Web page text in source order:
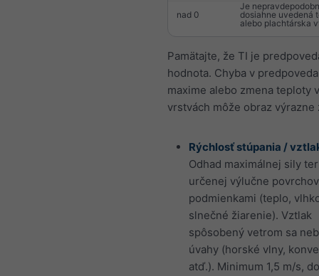
nad 0
Je
dosiahne uvedená
alebo plachtárska
Pamätajte, že TI je
hodnota. Chyba v
maxime alebo zmena teploty
vrstvách môže obraz výrazne
Rýchlosť stúpania /
Odhad maximálnej sily
určenej výlučne
podmienkami (teplo,
slnečné žiarenie). Vztlak
spôsobený vetrom sa
úvahy (horské vlny,
atď.). Minimum 1,5 m/s,